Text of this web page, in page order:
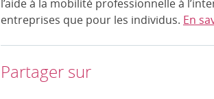
l’aide à la mobilité professionnelle à
entreprises que pour les individus. En
Partager sur